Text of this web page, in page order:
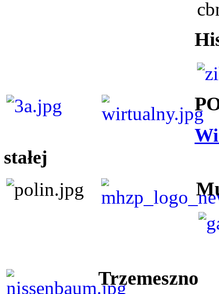
stałej
Trzemeszno